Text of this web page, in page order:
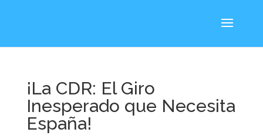
¡La CDR: El Giro
Inesperado que Necesita
España!